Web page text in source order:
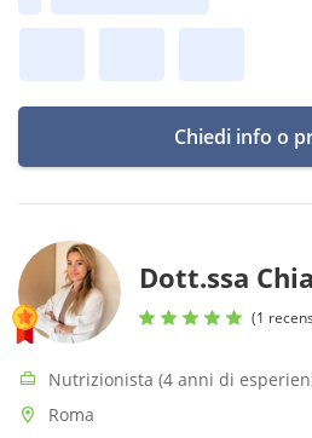
Chiedi info o
Dott.ssa
(1
Nutrizionista (4 anni di
Roma